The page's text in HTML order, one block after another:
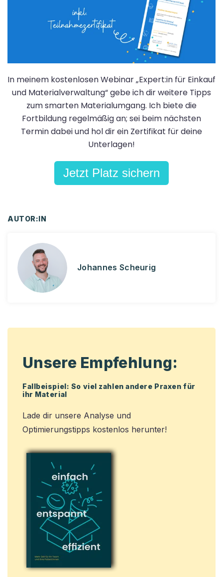
In meinem kostenlosen Webinar „Expert:in für Einkauf
und Materialverwaltung“ gebe ich dir weitere Tipps
zum smarten Materialumgang. Ich biete die
Fortbildung regelmäßig an; sei beim nächsten
Termin dabei und hol dir ein Zertifikat für deine
Unterlagen!
Jetzt Platz sichern
AUTOR:IN
Johannes Scheurig
Unsere Empfehlung:
Fallbeispiel: So viel zahlen andere Praxen für
ihr Material
Lade dir unsere Analyse und
Optimierungstipps kostenlos herunter!